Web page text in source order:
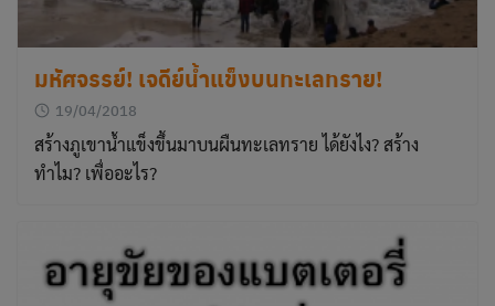
มหัศจรรย์! เจดีย์น้ำแข็งบนทะเลทราย!
19/04/2018
สร้างภูเขาน้ำแข็งขึ้นมาบนผืนทะเลทราย ได้ยังไง? สร้าง
ทำไม? เพื่ออะไร?